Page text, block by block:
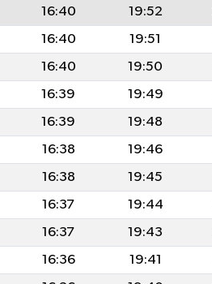
16:40 19:52
16:40 19:51
16:40 19:50
16:39 19:49
16:39 19:48
16:38 19:46
16:38 19:45
16:37 19:44
16:37 19:43
16:36 19:41